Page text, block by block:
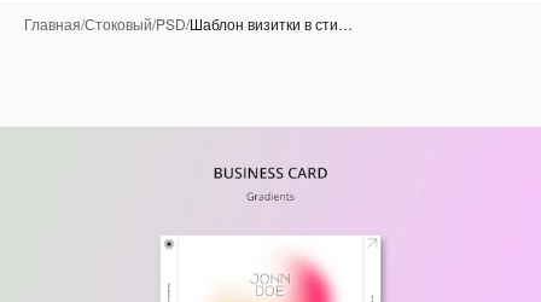
Главная/Стоковый/PSD/Шаблон визитки в сти…